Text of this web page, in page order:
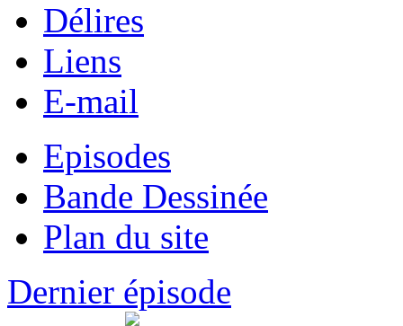
Délires
Liens
E-mail
Episodes
Bande Dessinée
Plan du site
Dernier épisode